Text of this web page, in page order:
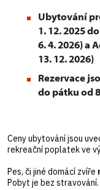
Ubytování
1. 12. 2025
6. 4. 2026) a
13. 12. 2026)
Rezervace
do pátku od
Ceny ubytování jsou
rekreační poplatek ve
Pes, či jiné domácí zvíře
Pobyt je bez